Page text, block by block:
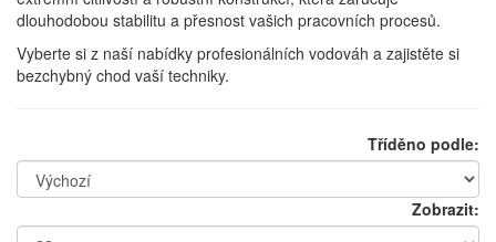
dlouhodobou stabilitu a přesnost vašich pracovních procesů.
Vyberte si z naší nabídky profesionálních vodováh a zajistěte si
bezchybný chod vaší techniky.
Tříděno podle:
Zobrazit: